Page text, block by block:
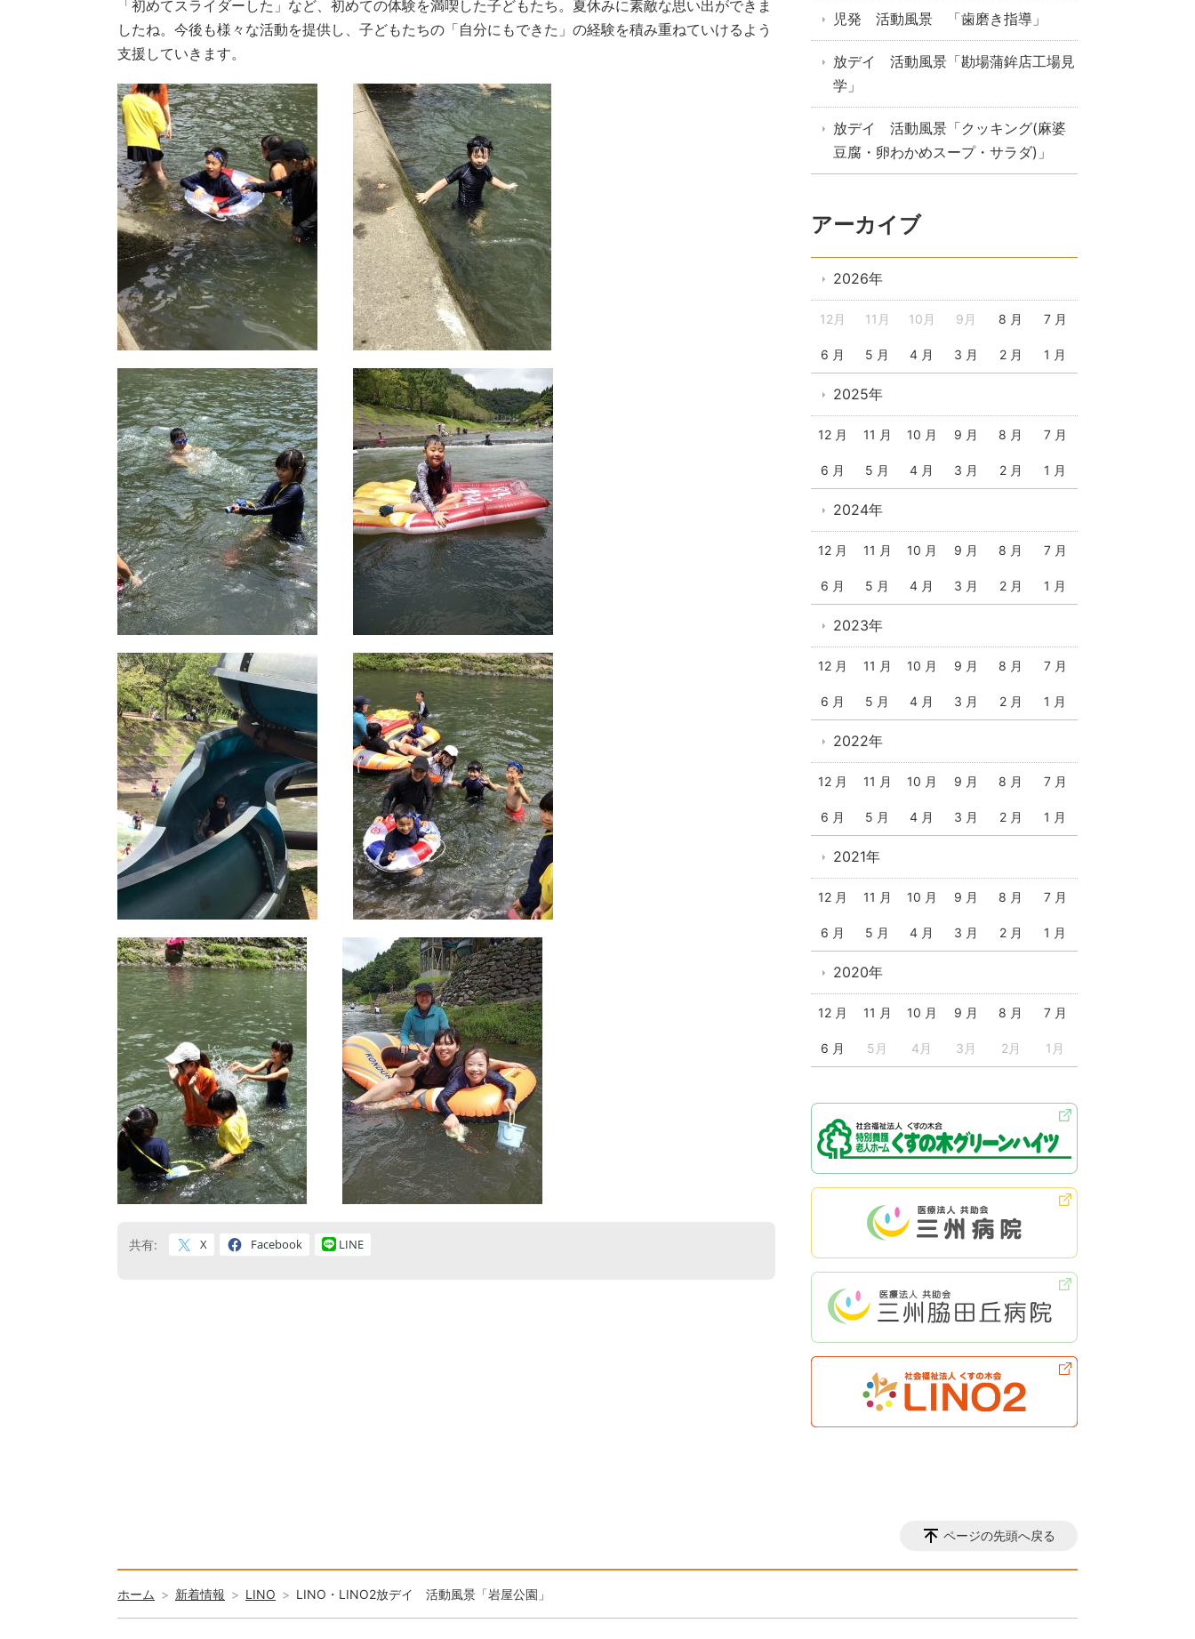
「初めてスライダーした」など、初めての体験を満喫した子どもたち。夏休みに素敵な思い出ができま
したね。今後も様々な活動を提供し、子どもたちの「自分にもできた」の経験を積み重ねていけるよう
支援していきます。
共有: X Facebook LINE
児発 活動風景 「歯磨き指導」
放デイ 活動風景「勘場蒲鉾店工場見
学」
放デイ 活動風景「クッキング(麻婆
豆腐・卵わかめスープ・サラダ)」
アーカイブ
2026年
12月 11月 10月 9月 8 月 7 月
6 月 5 月 4 月 3 月 2 月 1 月
2025年
12 月 11 月 10 月 9 月 8 月 7 月
6 月 5 月 4 月 3 月 2 月 1 月
2024年
12 月 11 月 10 月 9 月 8 月 7 月
6 月 5 月 4 月 3 月 2 月 1 月
2023年
12 月 11 月 10 月 9 月 8 月 7 月
6 月 5 月 4 月 3 月 2 月 1 月
2022年
12 月 11 月 10 月 9 月 8 月 7 月
6 月 5 月 4 月 3 月 2 月 1 月
2021年
12 月 11 月 10 月 9 月 8 月 7 月
6 月 5 月 4 月 3 月 2 月 1 月
2020年
12 月 11 月 10 月 9 月 8 月 7 月
6 月 5月 4月 3月 2月 1月
ページの先頭へ戻る
ホーム 新着情報 LINO LINO・LINO2放デイ 活動風景「岩屋公園」